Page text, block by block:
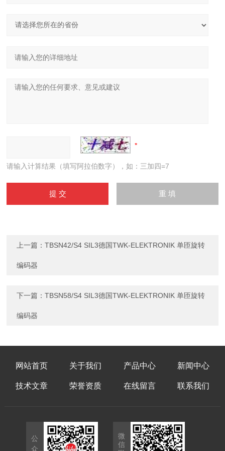
请输入计算结果（填写阿拉伯数字），如：三加四=7
上一篇：TBSN42/S4 SIL3德国TWK-ELEKTRONIK 单匝旋转
编码器
下一篇：TBSN58/S4 SIL3德国TWK-ELEKTRONIK 单匝旋转
编码器
网站首页 关于我们 产品中心 新闻中心
技术文章 荣誉资质 在线留言 联系我们
公
众
微
信